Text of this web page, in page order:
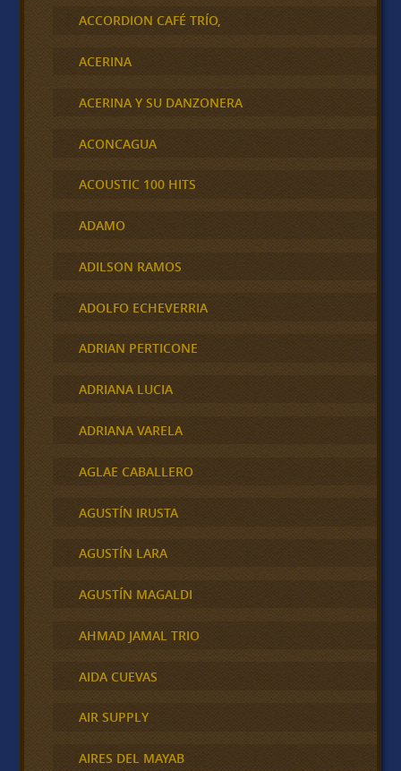
ACCORDION CAFÉ TRÍO,
ACERINA
ACERINA Y SU DANZONERA
ACONCAGUA
ACOUSTIC 100 HITS
ADAMO
ADILSON RAMOS
ADOLFO ECHEVERRIA
ADRIAN PERTICONE
ADRIANA LUCIA
ADRIANA VARELA
AGLAE CABALLERO
AGUSTÍN IRUSTA
AGUSTÍN LARA
AGUSTÍN MAGALDI
AHMAD JAMAL TRIO
AIDA CUEVAS
AIR SUPPLY
AIRES DEL MAYAB